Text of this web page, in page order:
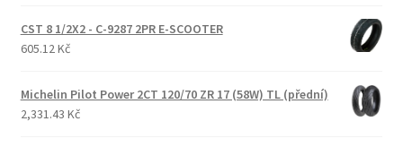
CST 8 1/2X2 - C-9287 2PR E-SCOOTER
605.12 Kč
Michelin Pilot Power 2CT 120/70 ZR 17 (58W) TL (přední)
2,331.43 Kč